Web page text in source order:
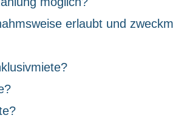
erlaubt und